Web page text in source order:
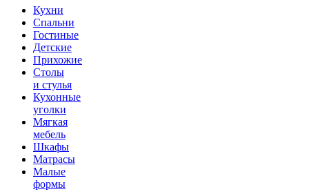
Кухни
Спальни
Гостиные
Детские
Прихожие
Столы
и стулья
Кухонные
уголки
Мягкая
мебель
Шкафы
Матрасы
Малые
формы